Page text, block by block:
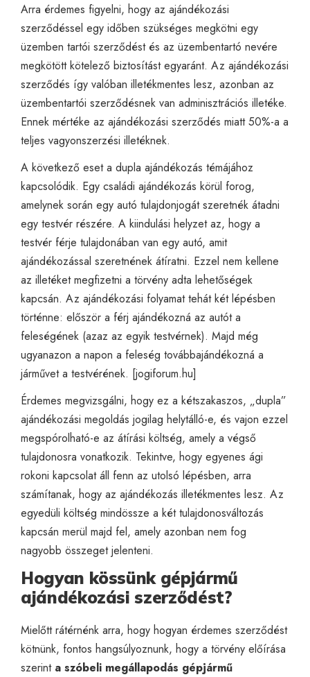
Arra érdemes figyelni, hogy az ajándékozási
szerződéssel egy időben szükséges megkötni egy
üzemben tartói szerződést és az üzembentartó nevére
megkötött kötelező biztosítást egyaránt. Az ajándékozási
szerződés így valóban illetékmentes lesz, azonban az
üzembentartói szerződésnek van adminisztrációs illetéke.
Ennek mértéke az ajándékozási szerződés miatt 50%-a a
teljes vagyonszerzési illetéknek.
A következő eset a dupla ajándékozás témájához
kapcsolódik. Egy családi ajándékozás körül forog,
amelynek során egy autó tulajdonjogát szeretnék átadni
egy testvér részére. A kiindulási helyzet az, hogy a
testvér férje tulajdonában van egy autó, amit
ajándékozással szeretnének átíratni. Ezzel nem kellene
az illetéket megfizetni a törvény adta lehetőségek
kapcsán. Az ajándékozási folyamat tehát két lépésben
történne: először a férj ajándékozná az autót a
feleségének (azaz az egyik testvérnek). Majd még
ugyanazon a napon a feleség továbbajándékozná a
járművet a testvérének. [jogiforum.hu]
Érdemes megvizsgálni, hogy ez a kétszakaszos, „dupla”
ajándékozási megoldás jogilag helytálló-e, és vajon ezzel
megspórolható-e az átírási költség, amely a végső
tulajdonosra vonatkozik. Tekintve, hogy egyenes ági
rokoni kapcsolat áll fenn az utolsó lépésben, arra
számítanak, hogy az ajándékozás illetékmentes lesz. Az
egyedüli költség mindössze a két tulajdonosváltozás
kapcsán merül majd fel, amely azonban nem fog
nagyobb összeget jelenteni.
Hogyan kössünk gépjármű
ajándékozási szerződést?
Mielőtt rátérnénk arra, hogy hogyan érdemes szerződést
kötnünk, fontos hangsúlyoznunk, hogy a törvény előírása
szerint a szóbeli megállapodás gépjármű